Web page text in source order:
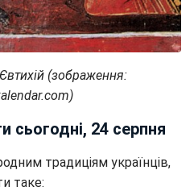
(зображення:
24 серпня
традиціям українців,
таке: